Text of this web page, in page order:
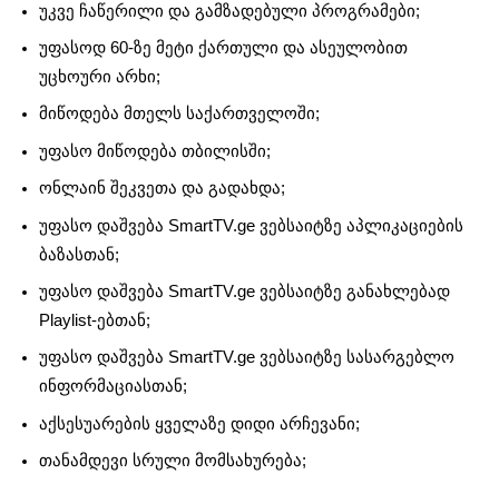
უკვე ჩაწერილი და გამზადებული პროგრამები;
უფასოდ 60-ზე მეტი ქართული და ასეულობით
უცხოური არხი;
მიწოდება მთელს საქართველოში;
უფასო მიწოდება თბილისში;
ონლაინ შეკვეთა და გადახდა;
უფასო დაშვება SmartTV.ge ვებსაიტზე აპლიკაციების
ბაზასთან;
უფასო დაშვება SmartTV.ge ვებსაიტზე განახლებად
Playlist-ებთან;
უფასო დაშვება SmartTV.ge ვებსაიტზე სასარგებლო
ინფორმაციასთან;
აქსესუარების ყველაზე დიდი არჩევანი;
თანამდევი სრული მომსახურება;